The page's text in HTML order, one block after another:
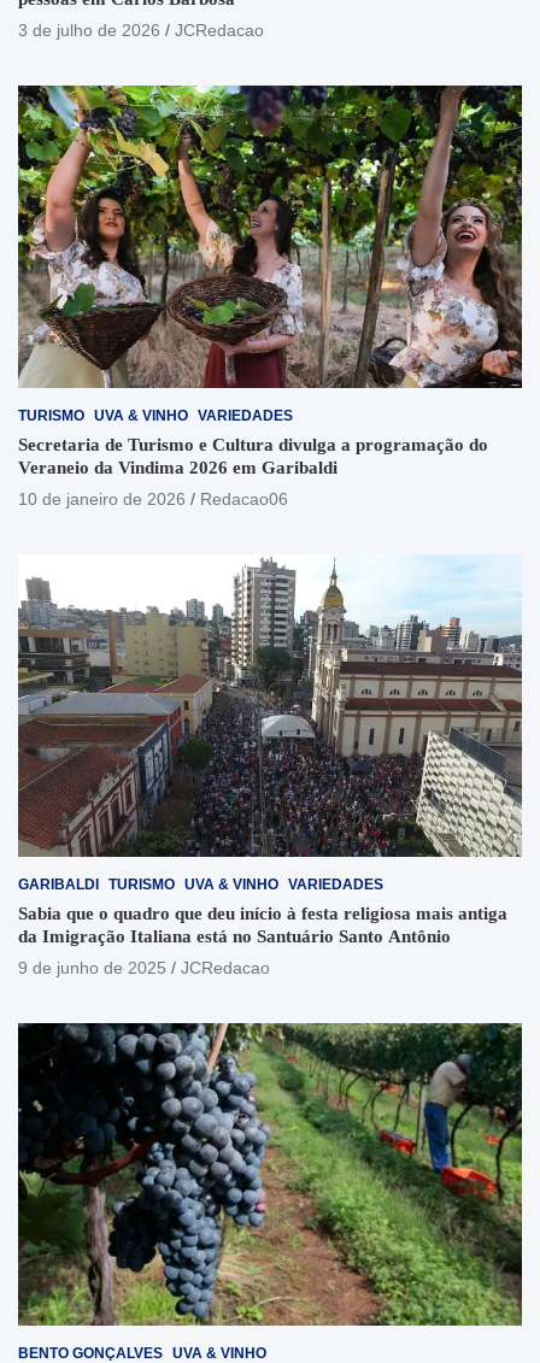
3 de julho de 2026
JCRedacao
TURISMO UVA & VINHO VARIEDADES
Secretaria de Turismo e Cultura divulga a programação do
Veraneio da Vindima 2026 em Garibaldi
10 de janeiro de 2026
Redacao06
GARIBALDI TURISMO UVA & VINHO VARIEDADES
Sabia que o quadro que deu início à festa religiosa mais antiga
da Imigração Italiana está no Santuário Santo Antônio
9 de junho de 2025
JCRedacao
BENTO GONÇALVES UVA & VINHO